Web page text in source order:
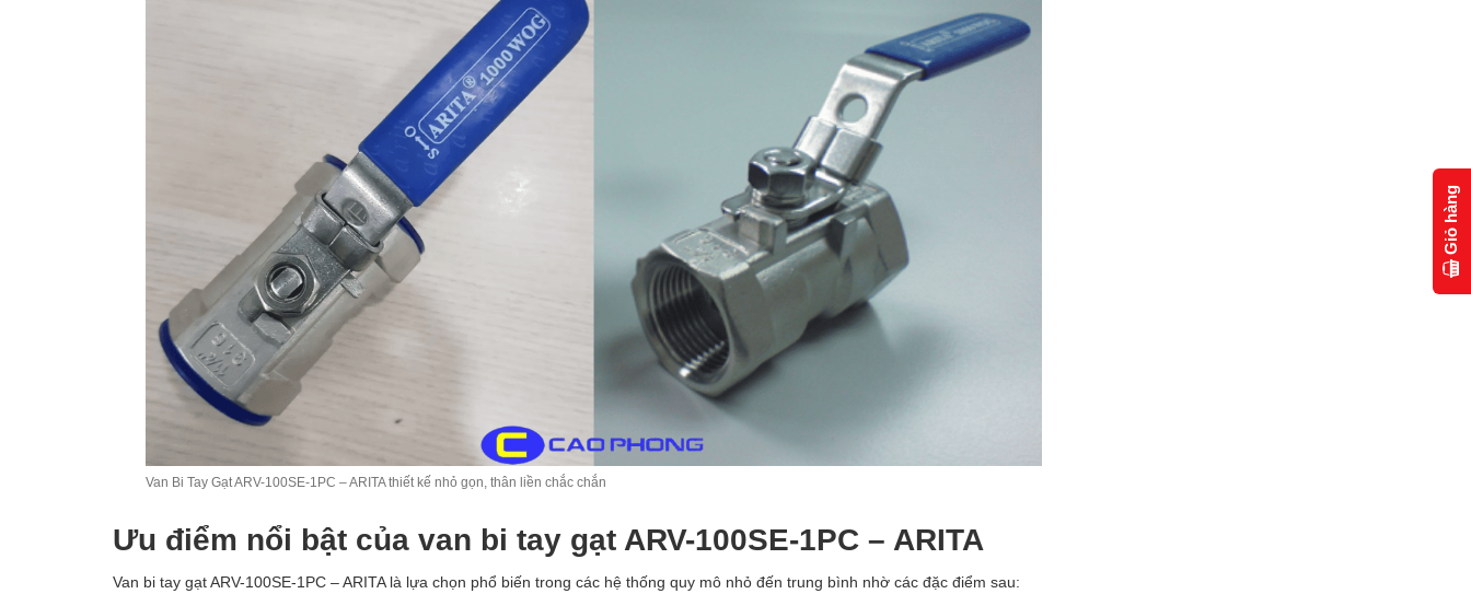
Van Bi Tay Gạt ARV-100SE-1PC – ARITA thiết kế nhỏ gọn, thân liền chắc chắn
Ưu điểm nổi bật của van bi tay gạt ARV-100SE-1PC – ARITA
Van bi tay gạt ARV-100SE-1PC – ARITA là lựa chọn phổ biến trong các hệ thống quy mô nhỏ đến trung bình nhờ các đặc điểm sau:
Giỏ hàng